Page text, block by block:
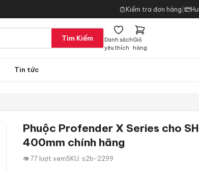
Kiểm tra đơn hàng
Tìm Kiếm
Danh sách
yêu thích
Giỏ
hàng
Tin tức
Phuộc Profender X Series cho
400mm chính hãng
👁 77 lượt xemSKU: s2b-2299